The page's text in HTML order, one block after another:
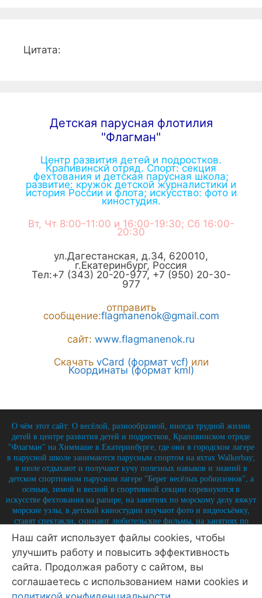
Цитата:
Детская парусная флотилия
"Флагман"
Центр развития детей и подростков.
Крапивинскй отряд. Спорт: секция
фехтования и детская парусная школа;
развитие: кружок детской журналистики и
история России и флота; искусство: фото и
киностудия.
Вт, Чт 8:00-11:00 и 16:00-19:30; Сб 16:00-
20:30
ул.Дагестанская, д.34, 620010,
г.Екатеринбург, Россия
Тел:+7 (343) 20-20-977, +7 (950) 20-30-
977
отправить
сообщение:flagmanenok@gmail.com
сайт: www.flagmanenok.ru
Скачать vCard (формат vcf) или
Координаты (формат kml)
О чём этот сайт: О весёлой, разнообразной, иногда трудной жизни
детей в центре развития детей и подростков, Крапивинском отряде
"Флагман" на Химмаше в Екатеринбурге, где они в городском лагере
в парусной школе занимаются парусным спортом на яхтах Walkerbay;
в июле отдыхают и получают кучу полезных навыков и знаний в
детском спортивном парусном лагере "Берег весёлых робинзонов", а
осенью, зимой и весной в спортивной секции соревнуются в
искусстве фехтования на рапире, на занятиях по морскому делу вяжут
морские узлы, в детской киностудии изучают фото и видеосъёмку,
ставят спектакли, снимают любительские фильмы, на занятиях по
истории углубляют свои знания по историю России и флота, и
круглый год на занятиях по детской журналистике практикуются в
написании заметок, репортажей, интервью, выпуская стен-газету и
выкладывая лучшие материалы на отрядный сайт.
© 2026 Крапивинский отряд Флагман - детский центр
Екатеринбург• Создано вGeneratePress
Наш сайт использует файлы cookies, чтобы
улучшить работу и повысить эффективность
сайта. Продолжая работу с сайтом, вы
соглашаетесь с использованием нами cookies и